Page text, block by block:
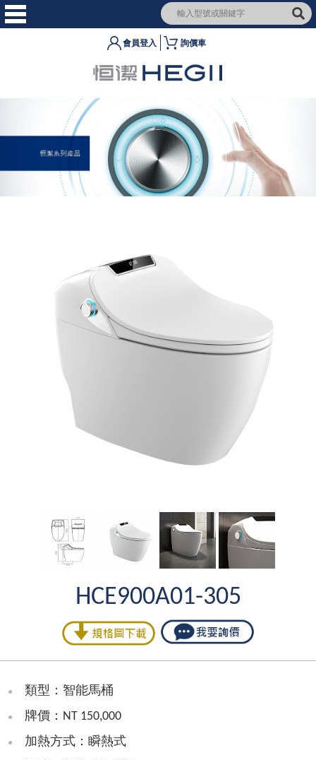
會員登入 詢價車
HCE900A01-305
類型：智能馬桶
牌價：NT 150,000
加熱方式：瞬熱式